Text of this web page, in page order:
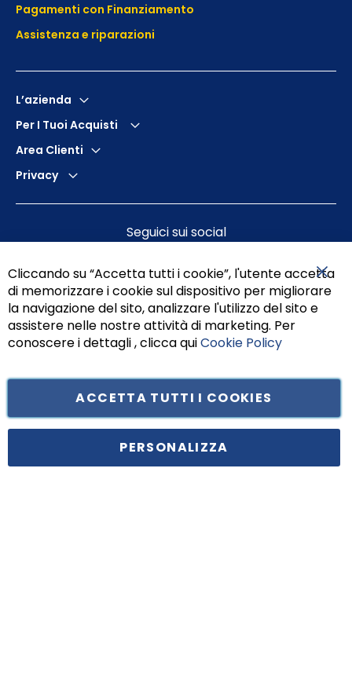
Pagamenti con Finanziamento
Assistenza e riparazioni
L’azienda
Per I Tuoi Acquisti
Area Clienti
Privacy
Seguici sui social
Principe di Piemonte 199, cap. 80026 Casoria (NA) - C.F. 05834470634 -
Cliccando su “Accetta tutti i cookie”, l'utente accetta
di memorizzare i cookie sul dispositivo per migliorare
la navigazione del sito, analizzare l'utilizzo del sito e
assistere nelle nostre attività di marketing. Per
conoscere i dettagli , clicca quiCookie Policy
ACCETTA TUTTI I COOKIES
PERSONALIZZA